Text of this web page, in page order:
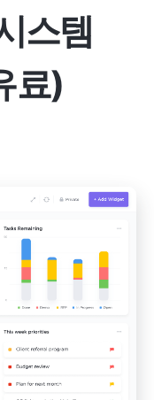
스템
료)